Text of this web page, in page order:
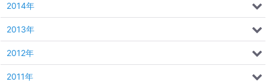
2014年
2013年
2012年
2011年